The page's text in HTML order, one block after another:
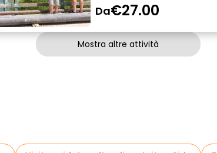
Da€27.00
Mostra altre attività